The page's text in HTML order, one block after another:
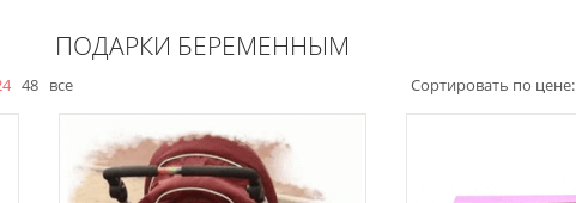
ПОДАРКИ БЕРЕМЕННЫМ
48 все Сортировать по цене: